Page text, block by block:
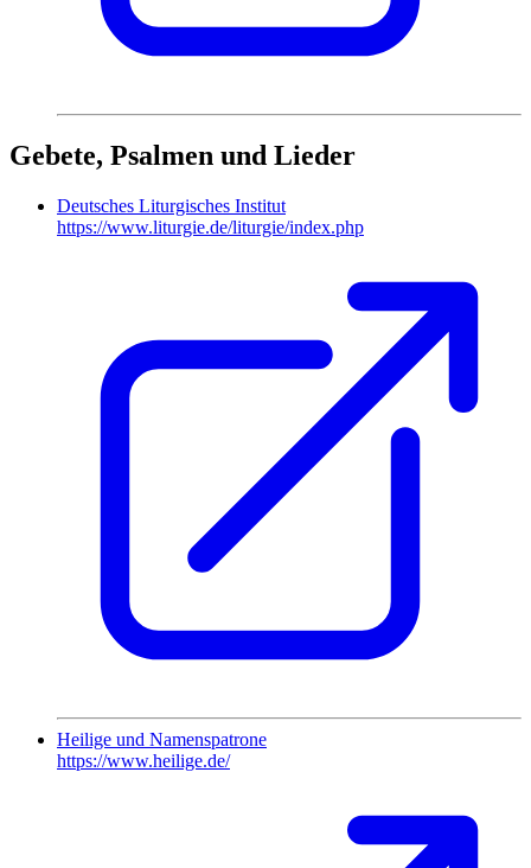
Gebete, Psalmen und Lieder
Deutsches Liturgisches Institut
https://www.liturgie.de/liturgie/index.php
Heilige und Namenspatrone
https://www.heilige.de/